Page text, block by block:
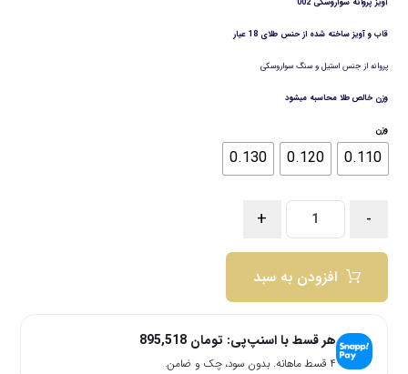
قاب و آویز ساخته شده از حنس طلای 18 عیار
پروانه از جنس استیل و سنگ سواروسکی
وزن خالص طلا محاسبه میشود
وزن
0.110
0.120
0.130
-
+
افزودن به سبد
هر قسط با اسنپ‌پی: تومان 895,518
۴ قسط ماهانه. بدون سود، چک و ضامن.